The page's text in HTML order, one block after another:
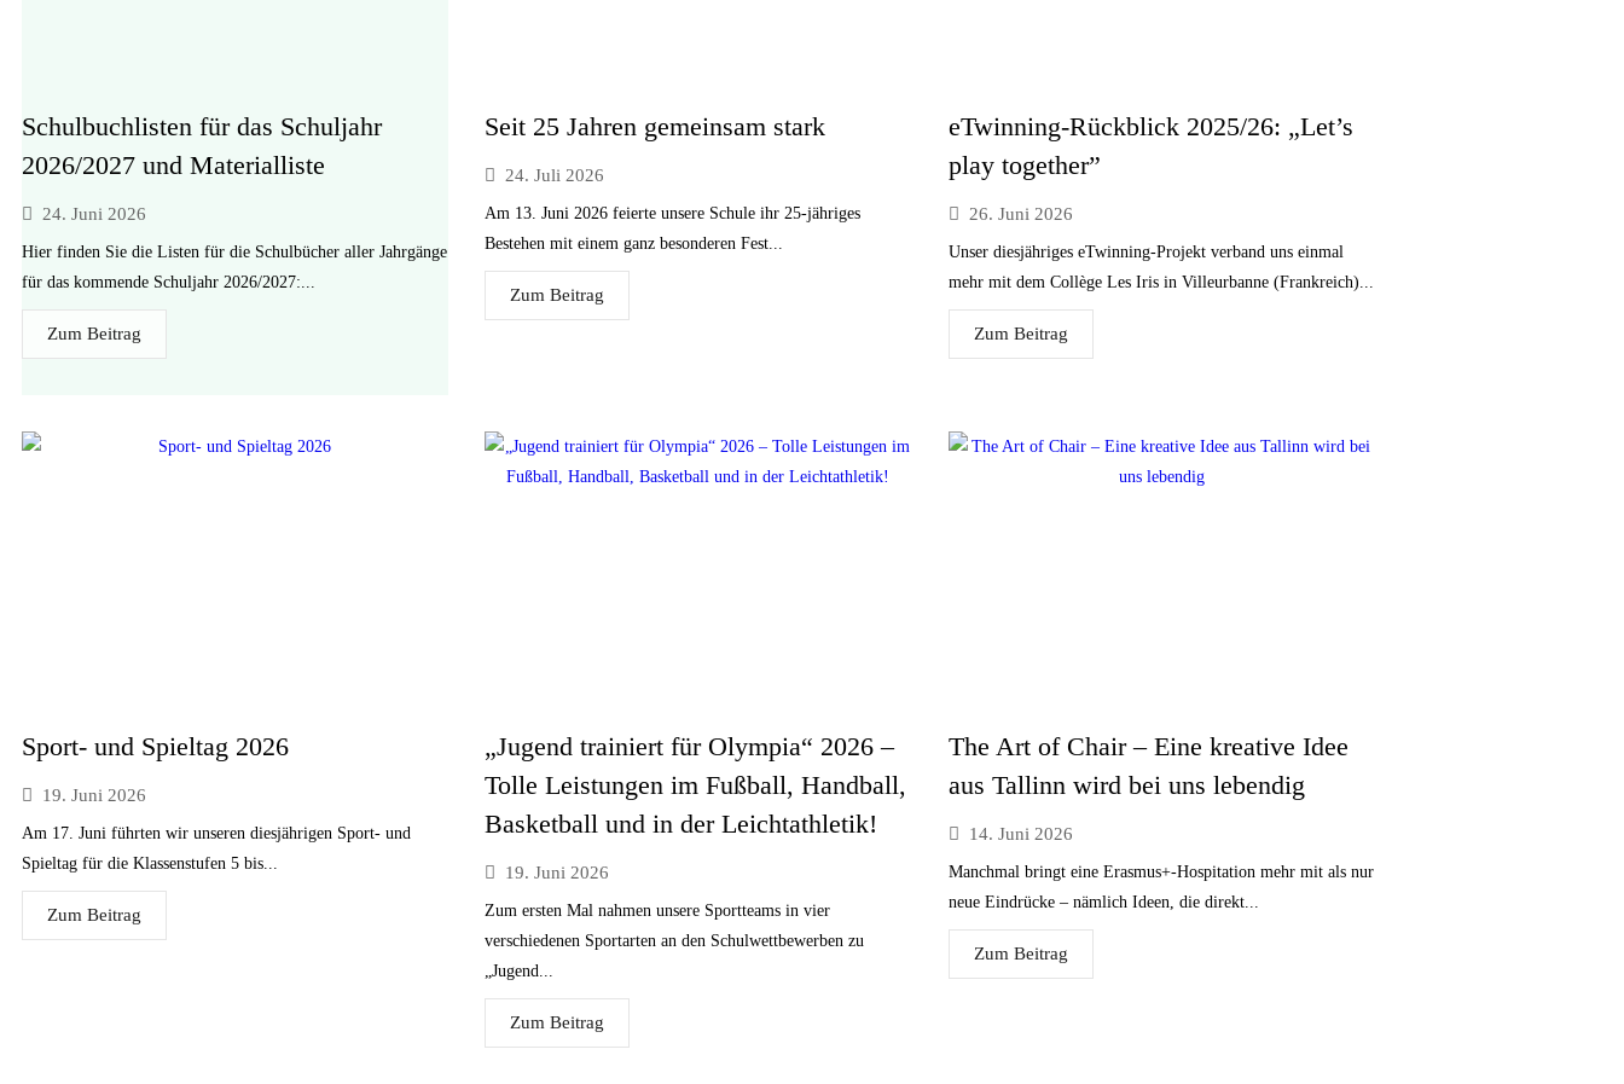
Schulbuchlisten für das Schuljahr
2026/2027 und Materialliste
24. Juni 2026
Hier finden Sie die Listen für die Schulbücher aller Jahrgänge
für das kommende Schuljahr 2026/2027:...
Zum Beitrag
Seit 25 Jahren gemeinsam stark
24. Juli 2026
Am 13. Juni 2026 feierte unsere Schule ihr 25-jähriges
Bestehen mit einem ganz besonderen Fest...
Zum Beitrag
eTwinning-Rückblick 2025/26: „Let’s
play together”
26. Juni 2026
Unser diesjähriges eTwinning-Projekt verband uns einmal
mehr mit dem Collège Les Iris in Villeurbanne (Frankreich)...
Zum Beitrag
Sport- und Spieltag 2026
19. Juni 2026
Am 17. Juni führten wir unseren diesjährigen Sport- und
Spieltag für die Klassenstufen 5 bis...
Zum Beitrag
„Jugend trainiert für Olympia“ 2026 –
Tolle Leistungen im Fußball, Handball,
Basketball und in der Leichtathletik!
19. Juni 2026
Zum ersten Mal nahmen unsere Sportteams in vier
verschiedenen Sportarten an den Schulwettbewerben zu
„Jugend...
Zum Beitrag
The Art of Chair – Eine kreative Idee
aus Tallinn wird bei uns lebendig
14. Juni 2026
Manchmal bringt eine Erasmus+-Hospitation mehr mit als nur
neue Eindrücke – nämlich Ideen, die direkt...
Zum Beitrag